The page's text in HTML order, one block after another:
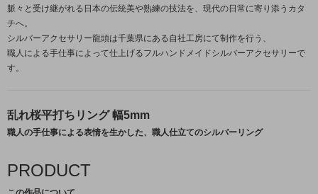
脈々と受け継がれる日本の伝統美や熟練の技法を、現代の日常に寄り添うカタ
チへ。
シルバーアクセサリー龍頭は千葉県にある自社工房にて制作を行う、
職人による手仕事によって仕上げるフルハンドメイドシルバーアクセサリーで
す。
乱れ桜平打ちリング 幅5mm
職人の手仕事による表情を生かした、職人仕立てのシルバーリング
PRODUCT